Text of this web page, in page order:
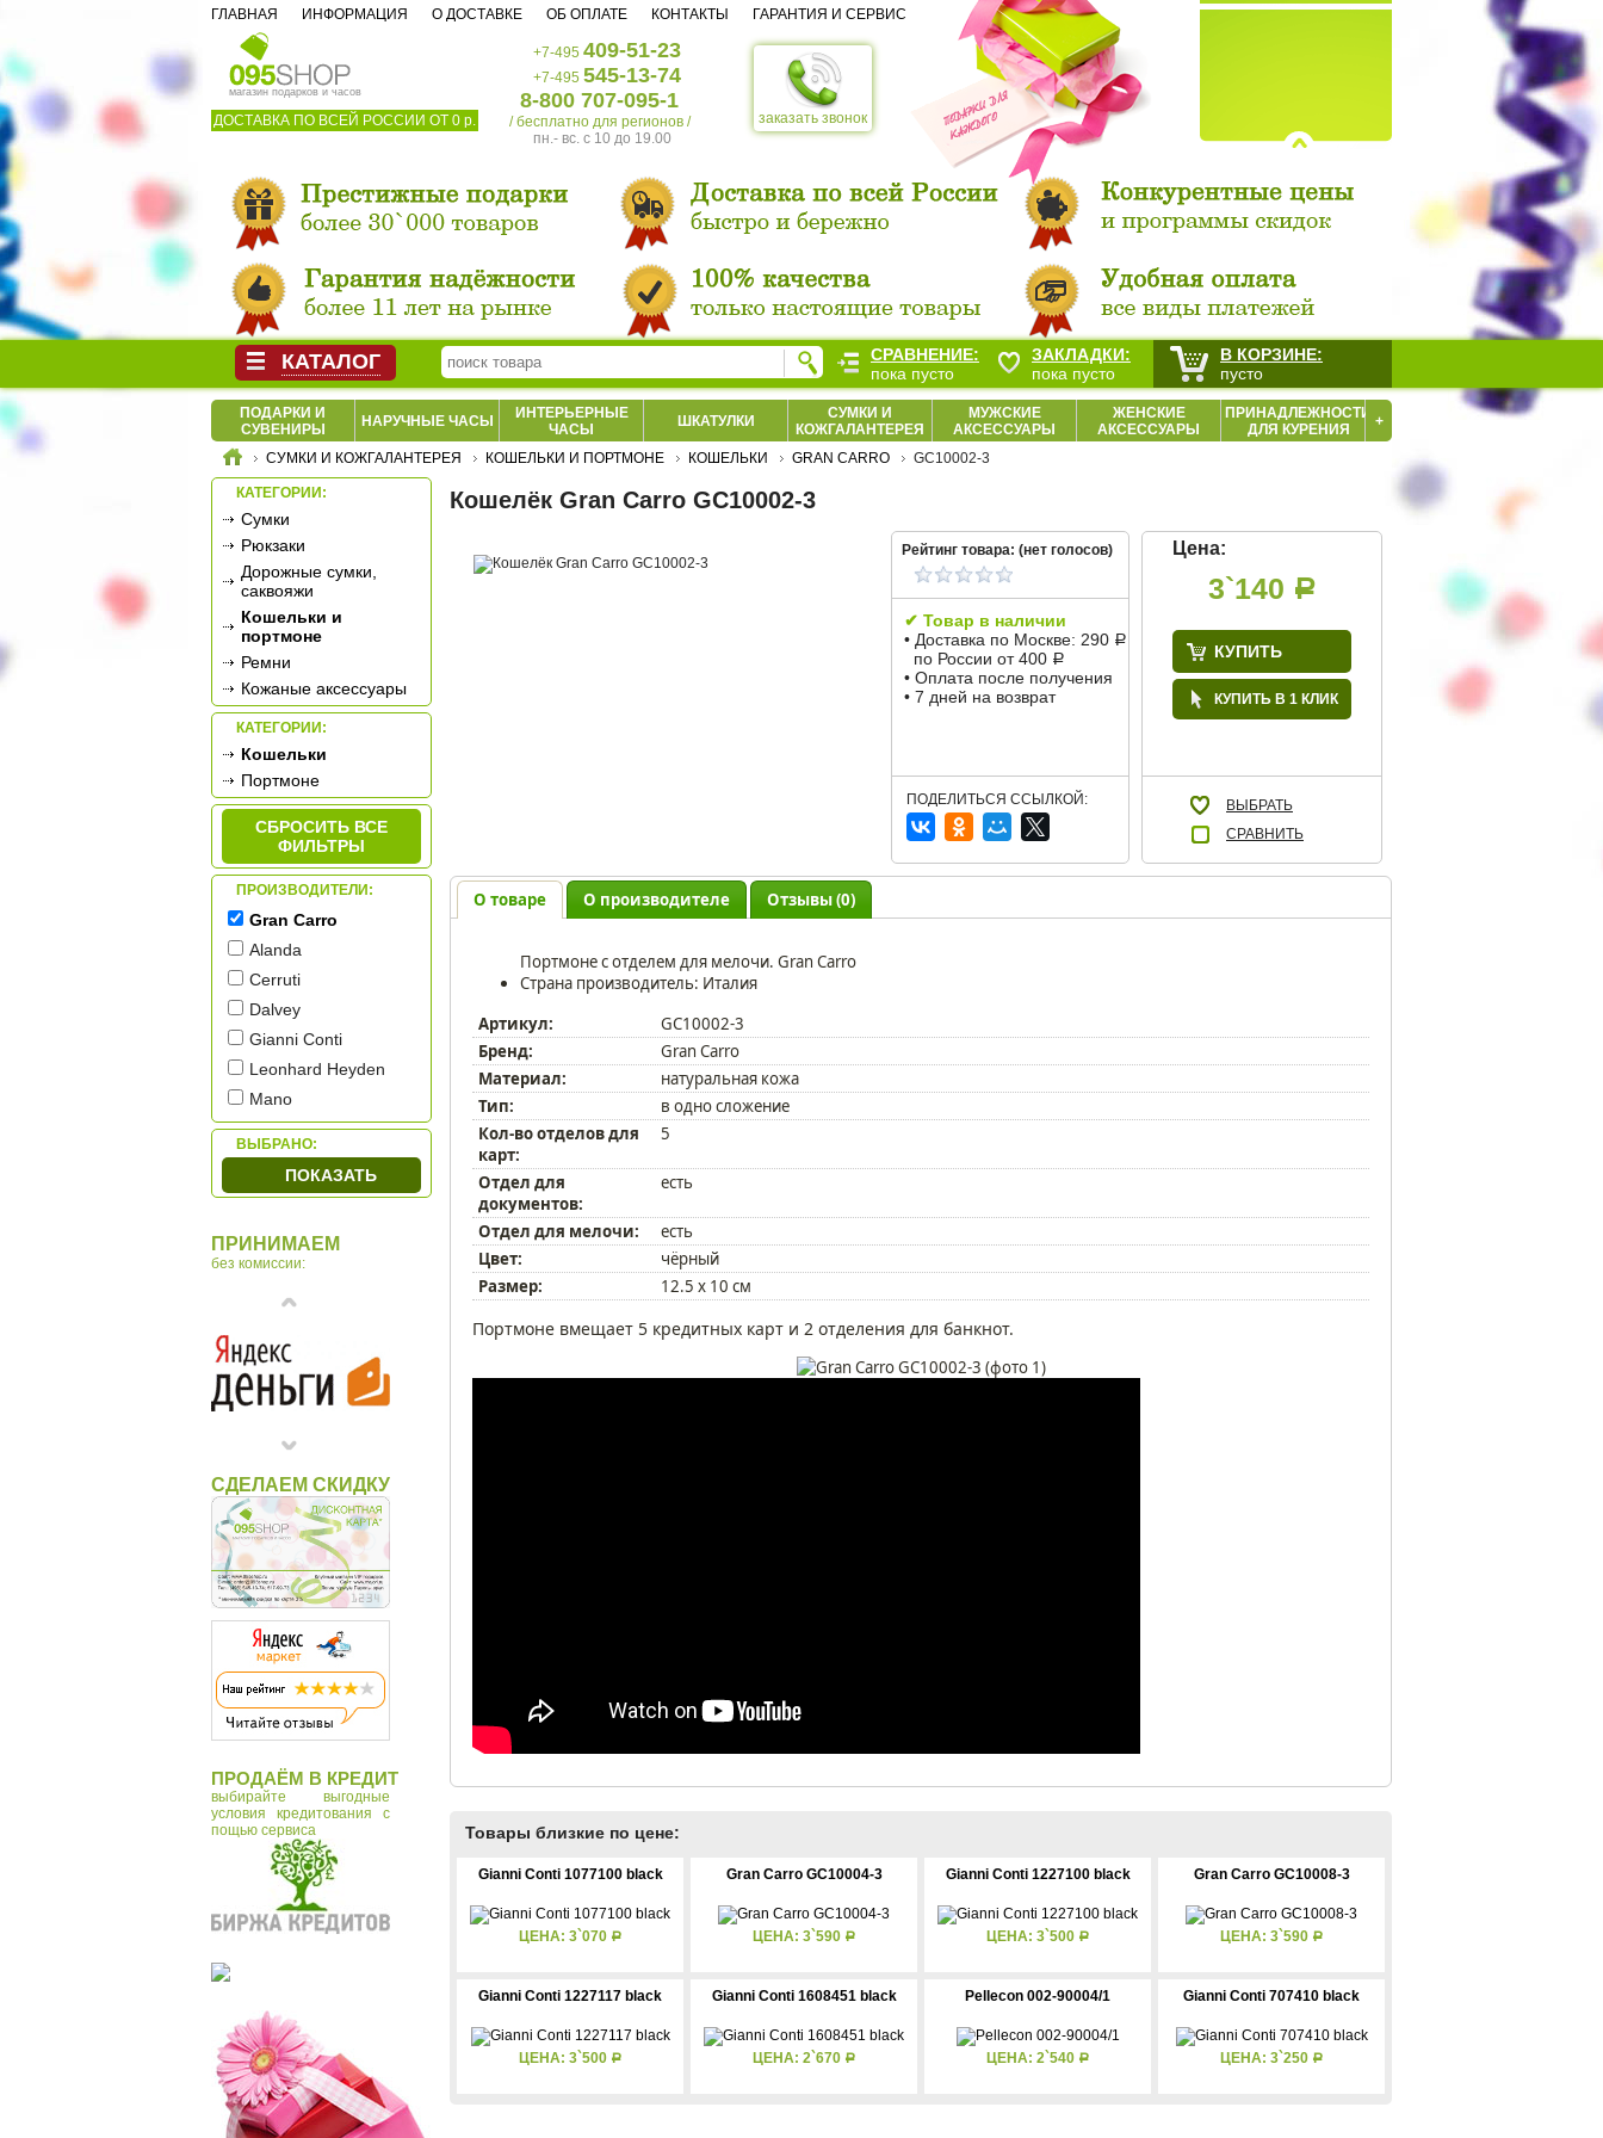
магазин подарков и часов
ДОСТАВКА ПО ВСЕЙ РОССИИ ОТ 0 р. заказать звонок
+7-495 409-51-23
+7-495 545-13-74
8-800 707-095-1
/ бесплатно для регионов /
пн.- вс. c 10 до 19.00
ГЛАВНАЯ ИНФОРМАЦИЯ О ДОСТАВКЕ ОБ ОПЛАТЕ КОНТАКТЫ ГАРАНТИЯ И СЕРВИС
ПОДАРКИ И
СУВЕНИРЫ
НАРУЧНЫЕ ЧАСЫ
ИНТЕРЬЕРНЫЕ
ЧАСЫ
ШКАТУЛКИ
СУМКИ И
КОЖГАЛАНТЕРЕЯ
МУЖСКИЕ
АКСЕССУАРЫ
ЖЕНСКИЕ
АКСЕССУАРЫ
ПРИНАДЛЕЖНОСТИ
ДЛЯ КУРЕНИЯ
+
СУМКИ И КОЖГАЛАНТЕРЕЯ КОШЕЛЬКИ И ПОРТМОНЕ КОШЕЛЬКИ GRAN CARRO GC10002-3
КАТЕГОРИИ:
Сумки
Рюкзаки
Дорожные сумки,
саквояжи
Кошельки и
портмоне
Ремни
Кожаные аксессуары
КАТЕГОРИИ:
Кошельки
Портмоне
СБРОСИТЬ ВСЕ
ФИЛЬТРЫ
ПРОИЗВОДИТЕЛИ:
Gran Carro
Alanda
Cerruti
Dalvey
Gianni Conti
Leonhard Heyden
Mano
Narvin by Vasheron
Petek
Sergio Belotti
Tuscany Leather
Макей
ВЫБРАНО:
ПОКАЗАТЬ
ПРИНИМАЕМ
без комиссии:
СДЕЛАЕМ СКИДКУ
ПРОДАЁМ В КРЕДИТ
выбирайте выгодные
условия кредитования с
пощью сервиса
Кошелёк Gran Carro GC10002-3
Рейтинг товара: (нет голосов)
✔ Товар в наличии
• Доставка по Москве: 290 Р
по России от 400 Р
• Оплата после получения
• 7 дней на возврат
ПОДЕЛИТЬСЯ ССЫЛКОЙ:
Цена:
3`140 Р
КУПИТЬ
КУПИТЬ В 1 КЛИК
ВЫБРАТЬ
СРАВНИТЬ
О товаре О производителе Отзывы (0)
Портмоне с отделем для мелочи. Gran Carro
Страна производитель: Италия
Артикул:
GC10002-3
Бренд:
Gran Carro
Материал:
натуральная кожа
Тип:
в одно сложение
Кол-во отделов для
карт:
5
Отдел для
документов:
есть
Отдел для мелочи:
есть
Цвет:
чёрный
Размер:
12.5 x 10 см
Портмоне вмещает 5 кредитных карт и 2 отделения для банкнот.
Товары близкие по цене:
Gianni Conti 1077100 black
ЦЕНА: 3`070 Р
Gran Carro GC10004-3
ЦЕНА: 3`590 Р
Gianni Conti 1227100 black
ЦЕНА: 3`500 Р
Gran Carro GC10008-3
ЦЕНА: 3`590 Р
Gianni Conti 1227117 black
ЦЕНА: 3`500 Р
Gianni Conti 1608451 black
ЦЕНА: 2`670 Р
Pellecon 002-90004/1
ЦЕНА: 2`540 Р
Gianni Conti 707410 black
ЦЕНА: 3`250 Р
КАТАЛОГ
СРАВНЕНИЕ:
пока пусто
ЗАКЛАДКИ:
пока пусто
В КОРЗИНЕ:
пусто